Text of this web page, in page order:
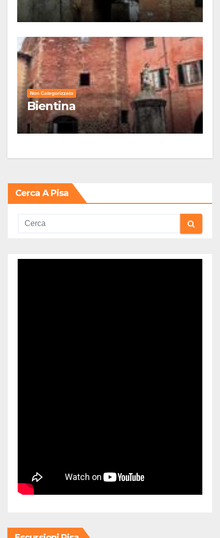
Non Categorizzato
Bientina
Cerca A Pisa